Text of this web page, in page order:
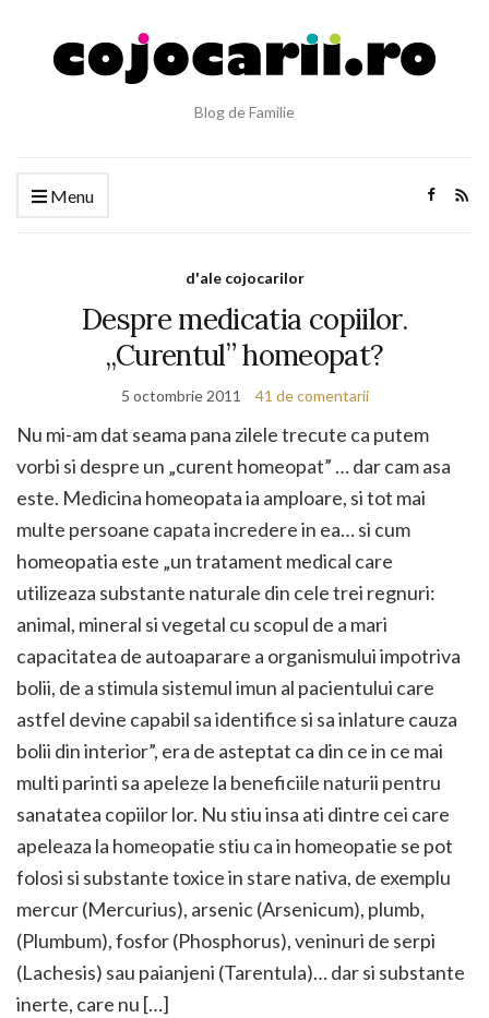
Blog de Familie
Menu
d'ale cojocarilor
Despre medicatia copiilor.
„Curentul” homeopat?
5 octombrie 2011 41 de comentarii
Nu mi-am dat seama pana zilele trecute ca putem
vorbi si despre un „curent homeopat” … dar cam asa
este. Medicina homeopata ia amploare, si tot mai
multe persoane capata incredere in ea… si cum
homeopatia este „un tratament medical care
utilizeaza substante naturale din cele trei regnuri:
animal, mineral si vegetal cu scopul de a mari
capacitatea de autoaparare a organismului impotriva
bolii, de a stimula sistemul imun al pacientului care
astfel devine capabil sa identifice si sa inlature cauza
bolii din interior”, era de asteptat ca din ce in ce mai
multi parinti sa apeleze la beneficiile naturii pentru
sanatatea copiilor lor. Nu stiu insa ati dintre cei care
apeleaza la homeopatie stiu ca in homeopatie se pot
folosi si substante toxice in stare nativa, de exemplu
mercur (Mercurius), arsenic (Arsenicum), plumb,
(Plumbum), fosfor (Phosphorus), veninuri de serpi
(Lachesis) sau paianjeni (Tarentula)… dar si substante
inerte, care nu […]